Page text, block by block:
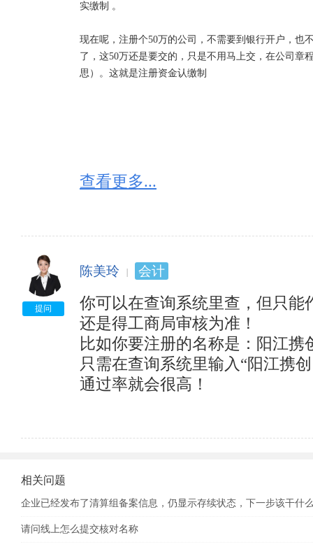
实缴制 。
现在呢，注册个50万的公司，不需要到银行开户，也
了，这50万还是要交的，只是不用马上交，在公司章
思）。这就是注册资金认缴制
查看更多...
提问
陈美玲 会计
你可以在查询系统里查，但只
还是得工商局审核为准！
比如你要注册的名称是：阳江携
只需在查询系统里输入“阳江携
通过率就会很高！
相关问题
企业已经发布了清算组备案信息，仍显示存续状态，下一步该干什
请问线上怎么提交核对名称